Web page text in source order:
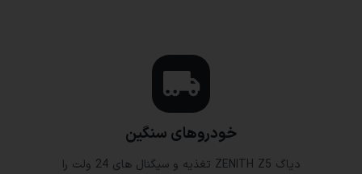
خودروهای سنگین
دیاگ ZENITH Z5 تغذیه و سیگنال های 24 ولت را